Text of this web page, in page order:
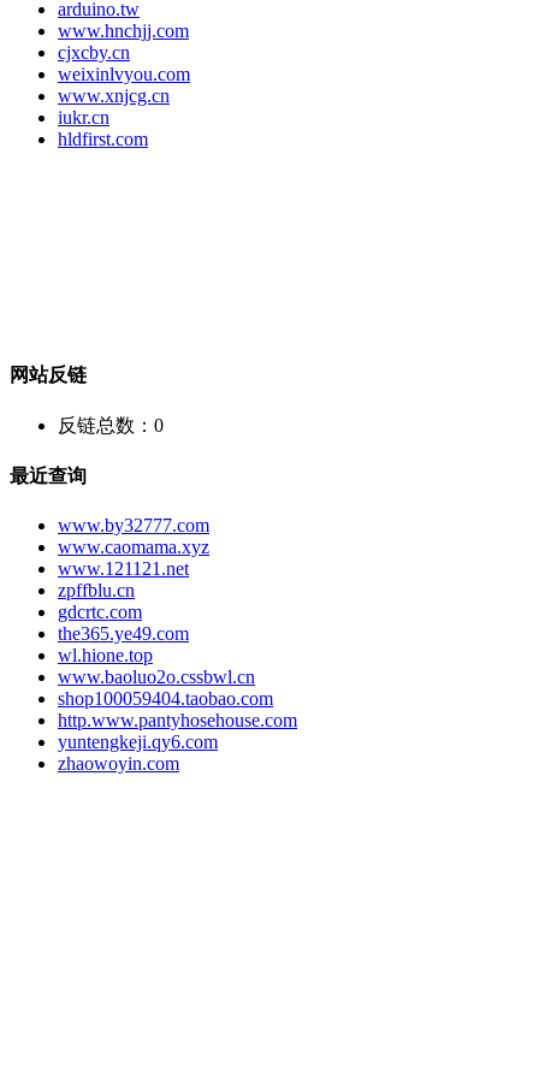
arduino.tw
www.hnchjj.com
cjxcby.cn
weixinlvyou.com
www.xnjcg.cn
iukr.cn
hldfirst.com
网站反链
反链总数： 0
最近查询
www.by32777.com
www.caomama.xyz
www.121121.net
zpffblu.cn
gdcrtc.com
the365.ye49.com
wl.hione.top
www.baoluo2o.cssbwl.cn
shop100059404.taobao.com
http.www.pantyhosehouse.com
yuntengkeji.qy6.com
zhaowoyin.com